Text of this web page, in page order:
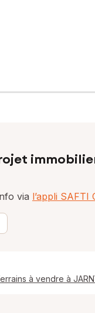
via l’appli SAFTI
à vendre à